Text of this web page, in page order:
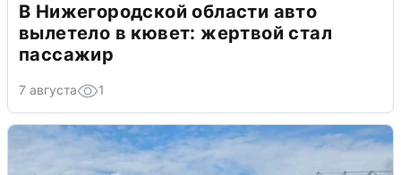
В Нижегородской области авто
вылетело в кювет: жертвой стал
пассажир
7 августа 1